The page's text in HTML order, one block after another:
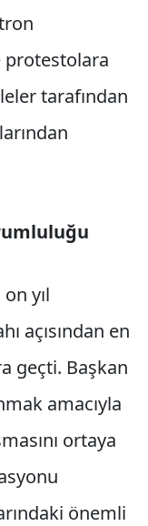
protestolara
tarafından
yıl
açısından en
geçti. Başkan
amacıyla
ortaya
önemli